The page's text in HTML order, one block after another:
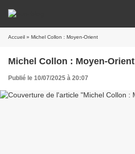
Accueil » Michel Collon : Moyen-Orient
Michel Collon : Moyen-Orient
Publié le 10/07/2025 à 20:07